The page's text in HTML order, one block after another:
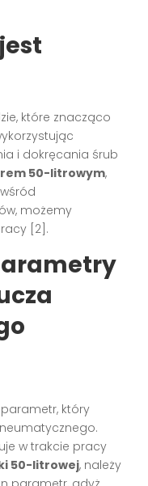
które znacząco
i dokręcania śrub
50-litrowym,
możemy
[2].
który
w trakcie pracy
50-litrowej, należy